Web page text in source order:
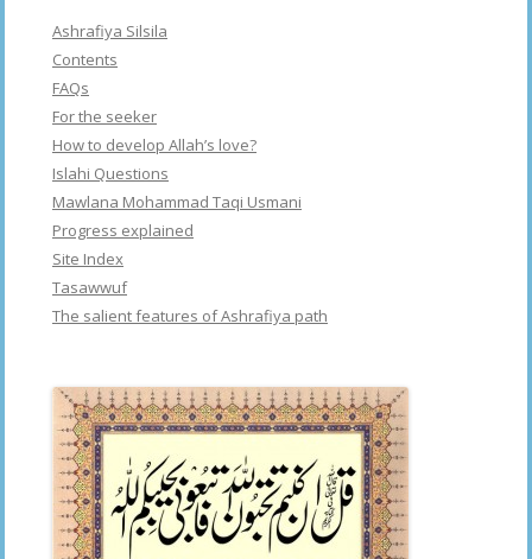
Ashrafiya Silsila
Contents
FAQs
For the seeker
How to develop Allah’s love?
Islahi Questions
Mawlana Mohammad Taqi Usmani
Progress explained
Site Index
Tasawwuf
The salient features of Ashrafiya path